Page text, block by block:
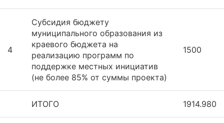
4
Субсидия бюджету
муниципального образования из
краевого бюджета на
реализацию программ по
поддержке местных инициатив
(не более 85% от суммы проекта)
1500
ИТОГО 1914.980